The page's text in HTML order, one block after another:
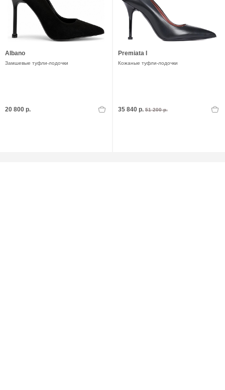
Albano
Замшевые туфли-лодочки
20 800 р.
Premiata I
Кожаные туфли-лодочки
35 840 р. 51 200 р.